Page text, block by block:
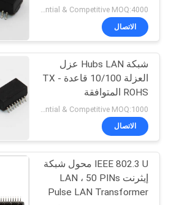
1000قاعدة T RJ45
عمودي RJ45 جاك
22
الاتصال
شبكة Hubs LAN عزل
العزلة 10/100 قاعدة - TX
ROHS المتوافقة
الاتصال
IEEE 802.3 U محول شبكة
إيثرنت LAN ، 50 PINs
Pulse LAN Transformer